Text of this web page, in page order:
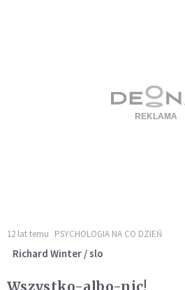
12 lat temu PSYCHOLOGIA NA CO DZIEŃ
Richard Winter / slo